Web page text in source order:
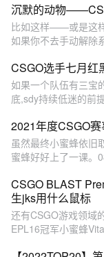
沉默的动物
比如这样——或是这
如果你不去手动解除
CSGO选手七月红
如果一个队伍有三宝
底,sdy持续低迷的前
2021年度CSGO
虽然最终小蜜蜂依旧
蜜蜂好好上了一课。
CSGO BLAST
生jks用什么鼠标
还有CSGO游戏领域
EPL16冠军小蜜蜂